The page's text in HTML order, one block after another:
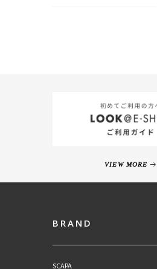
VIEW MORE
BRAND
SCAPA